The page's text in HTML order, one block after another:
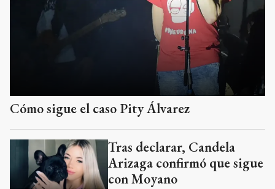
Cómo sigue el caso Pity Álvarez
Tras declarar, Candela
Arizaga confirmó que sigue
con Moyano